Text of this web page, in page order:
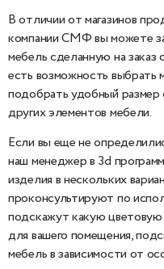
В отличии от магазинов
компании СМФ вы можете
мебель сделанную на
есть возможность выбрать
подобрать удобный
других элементов мебели.
Если вы еще не
наш менеджер в 3d
изделия в нескольких
проконсультируют по
подскажут какую цветовую
для вашего помещения,
мебель в зависимости от